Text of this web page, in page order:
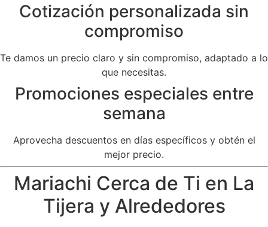
Cotización personalizada sin
compromiso
Te damos un precio claro y sin compromiso, adaptado a lo
que necesitas.
Promociones especiales entre
semana
Aprovecha descuentos en días específicos y obtén el
mejor precio.
Mariachi Cerca de Ti en La
Tijera y Alrededores